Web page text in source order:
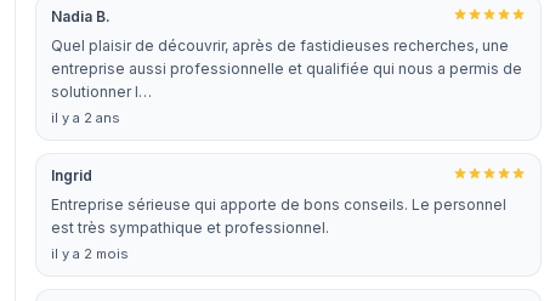
Nadia B.
Quel plaisir de découvrir, après de fastidieuses recherches, une
entreprise aussi professionnelle et qualifiée qui nous a permis de
solutionner l…
il y a 2 ans
Ingrid
Entreprise sérieuse qui apporte de bons conseils. Le personnel
est très sympathique et professionnel.
il y a 2 mois